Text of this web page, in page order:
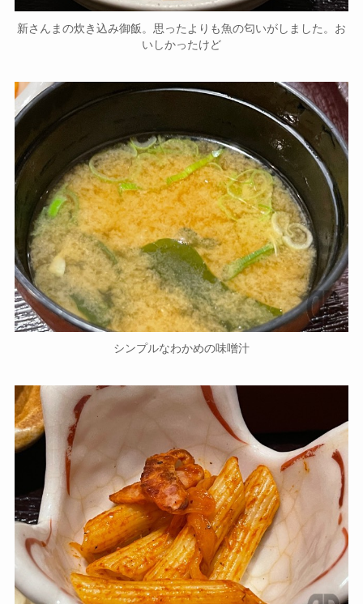
新さんまの炊き込み御飯。思ったよりも魚の匂いがしました。お
いしかったけど
シンプルなわかめの味噌汁